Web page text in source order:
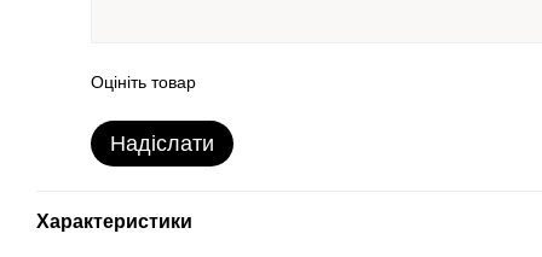
Оцініть товар
Надіслати
Характеристики